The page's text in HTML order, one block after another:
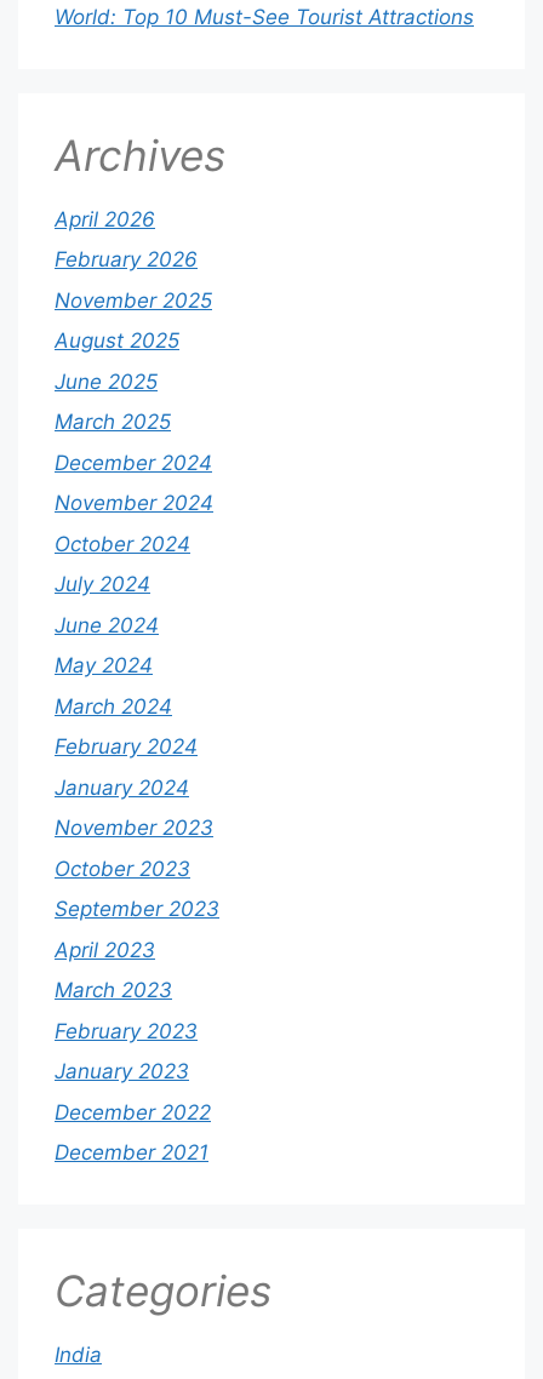
World: Top 10 Must-See Tourist Attractions
Archives
April 2026
February 2026
November 2025
August 2025
June 2025
March 2025
December 2024
November 2024
October 2024
July 2024
June 2024
May 2024
March 2024
February 2024
January 2024
November 2023
October 2023
September 2023
April 2023
March 2023
February 2023
January 2023
December 2022
December 2021
Categories
India